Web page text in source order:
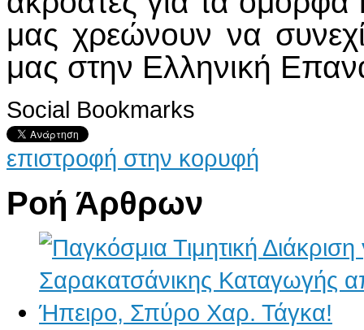
μας χρεώνουν να
μας στην Ελληνική
Social Bookmarks
επιστροφή στην κορυφή
Ροή Άρθρων